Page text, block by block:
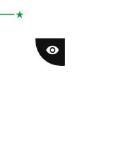
visibility